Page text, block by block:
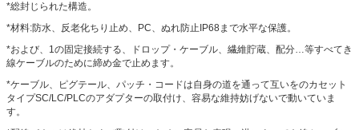
*総封じられた構造。
*材料:防水、反老化ちり止め、PC、ぬれ防止IP68まで水平な保護。
*および、1の固定接続する、ドロップ・ケーブル、繊維貯蔵、配分…等すべてき
線ケーブルのために締め金で止めます。
*ケーブル、ピグテール、パッチ・コードは自身の道を通って互いをのカセット
タイプSC/LC/PLCのアダプターの取付け、容易な維持妨げないで動いていま
す。